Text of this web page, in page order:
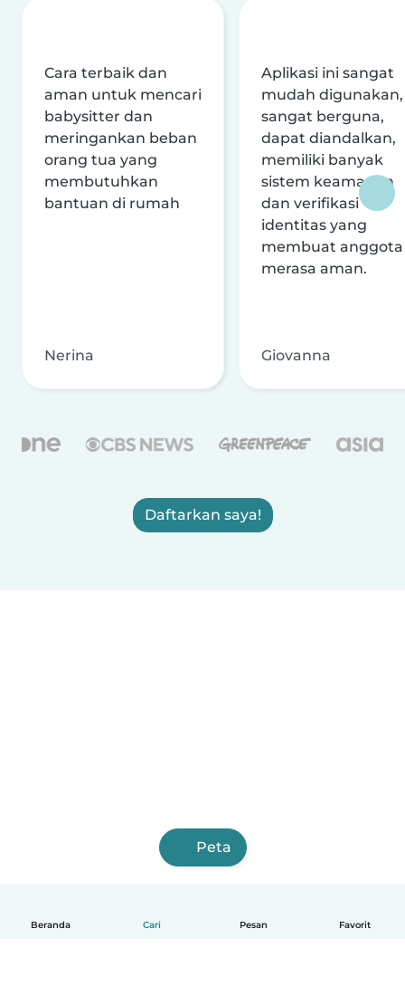
Beranda Cari Pesan Favorit
Cara terbaik dan
aman untuk mencari
babysitter dan
meringankan beban
orang tua yang
membutuhkan
bantuan di rumah
Nerina
Aplikasi ini sangat
mudah digunakan,
sangat berguna,
dapat diandalkan,
memiliki banyak
sistem keamanan
dan verifikasi
identitas yang
membuat anggota
merasa aman.
Giovanna
Daftarkan saya!
Peta